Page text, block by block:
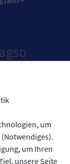
um
um Ihren
unsere Seite
(AGB)